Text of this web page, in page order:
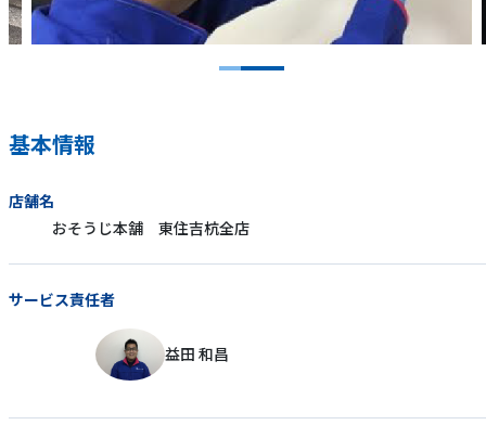
基本情報
店舗名
おそうじ本舗 東住吉杭全店
サービス責任者
益田 和昌